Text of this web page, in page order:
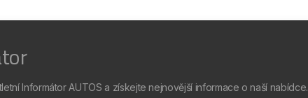
Informátor AUTOS a získejte nejnovější informace o naší nabídce.